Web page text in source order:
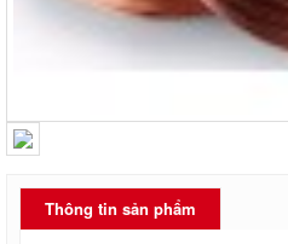
Thông tin sản phẩm